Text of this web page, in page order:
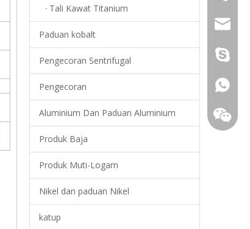
Tali Kawat Titanium
Paduan kobalt
Pengecoran Sentrifugal
Pengecoran
Aluminium Dan Paduan Aluminium
Produk Baja
Produk Muti-Logam
Nikel dan paduan Nikel
katup
+86-